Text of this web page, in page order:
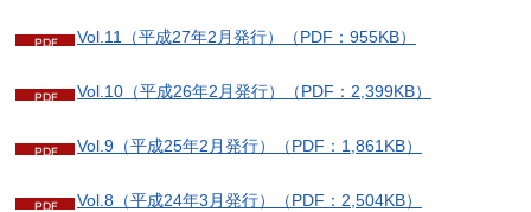
Vol.11（平成27年2月発行）（PDF：955KB）
Vol.10（平成26年2月発行）（PDF：2,399KB）
Vol.9（平成25年2月発行）（PDF：1,861KB）
Vol.8（平成24年3月発行）（PDF：2,504KB）